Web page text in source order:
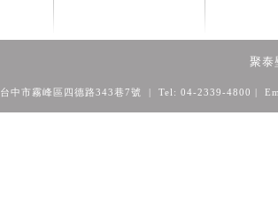
聚泰
台中市霧峰區四德路343巷7號 | Tel: 04-2339-4800 |